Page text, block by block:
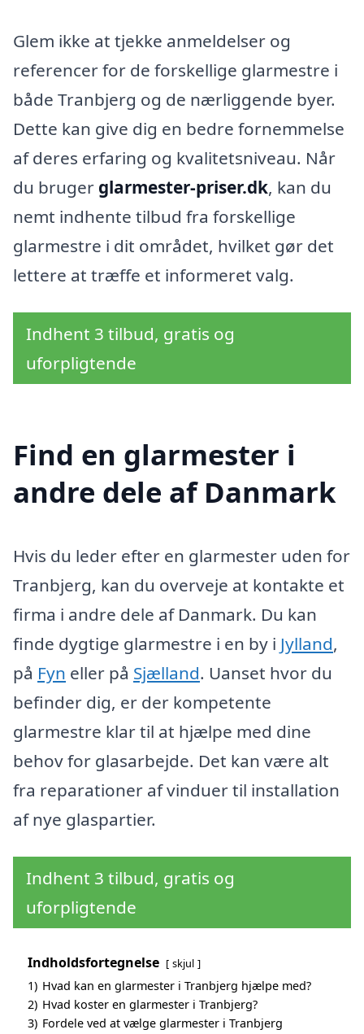
Glem ikke at tjekke anmeldelser og
referencer for de forskellige glarmestre i
både Tranbjerg og de nærliggende byer.
Dette kan give dig en bedre fornemmelse
af deres erfaring og kvalitetsniveau. Når
du bruger glarmester-priser.dk, kan du
nemt indhente tilbud fra forskellige
glarmestre i dit området, hvilket gør det
lettere at træffe et informeret valg.
Indhent 3 tilbud, gratis og
uforpligtende
Find en glarmester i
andre dele af Danmark
Hvis du leder efter en glarmester uden for
Tranbjerg, kan du overveje at kontakte et
firma i andre dele af Danmark. Du kan
finde dygtige glarmestre i en by i Jylland,
på Fyn eller på Sjælland. Uanset hvor du
befinder dig, er der kompetente
glarmestre klar til at hjælpe med dine
behov for glasarbejde. Det kan være alt
fra reparationer af vinduer til installation
af nye glaspartier.
Indhent 3 tilbud, gratis og
uforpligtende
Indholdsfortegnelse skjul
1) Hvad kan en glarmester i Tranbjerg hjælpe med?
2) Hvad koster en glarmester i Tranbjerg?
3) Fordele ved at vælge glarmester i Tranbjerg